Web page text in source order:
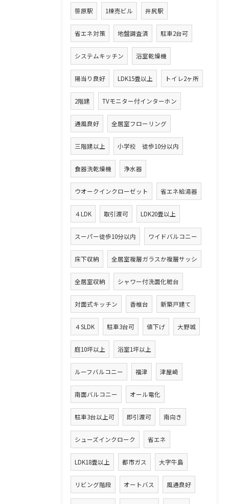
笹原駅 1棟売ビル 井尻駅
省エネ対策 地盤調査済 駐車2台可
システムキッチン 浴室乾燥機
陽当り良好 LDK15畳以上 トイレ2ヶ所
2階建 TVモニター付インターホン
通風良好 全居室フローリング
三階建以上 小学校 徒歩10分以内
食器洗乾燥機 浄水器
ウオークインクローゼット 省エネ給湯器
４LDK 取引渡可 LDK20畳以上
スーパー徒歩10分以内 ワイドバルコニー
床下収納 全居室複層ガラスか複層サッシ
全居室収納 シャワー付洗面化粧台
対面式キッチン 香椎台 新築戸建て
４SLDK 駐車3台可 値下げ 大野城
庭10坪以上 浴室1坪以上
ルーフバルコニー 福津 津屋崎
南面バルコニー オール電化
駐車3台以上可 即引渡可 南向き
シューズインクローク 省エネ
LDK18畳以上 都市ガス 大字牛島
リビング階段 オートバス 風通良好